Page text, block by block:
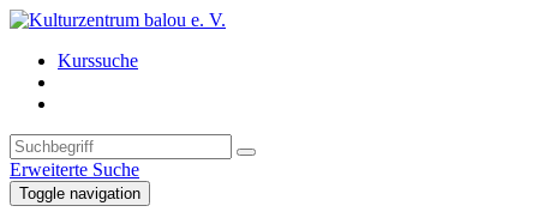
Kurssuche
Erweiterte Suche
Toggle navigation